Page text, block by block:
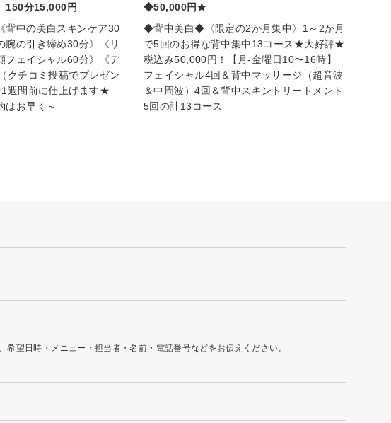
150分15,000円
背中の美白スキンケア30
腕の引き締め30分》《リ
フェイシャル60分》《デ
クチコミ投稿でプレゼン
週間前に仕上げます★
はお早く～
◆50,000円★
◆背中美白◆〈限定の2か月集中〉1～2か月
で5回のお得な背中集中13コース★大好評★
税込み50,000円！【月-金曜日10〜16時】
フェイシャル4回＆背中マッサージ（超音波
＆中周波）4回＆背中スキントリートメント
5回の計13コース
望日時・メニュー・担当者・名前・電話番号などをお伝えください。